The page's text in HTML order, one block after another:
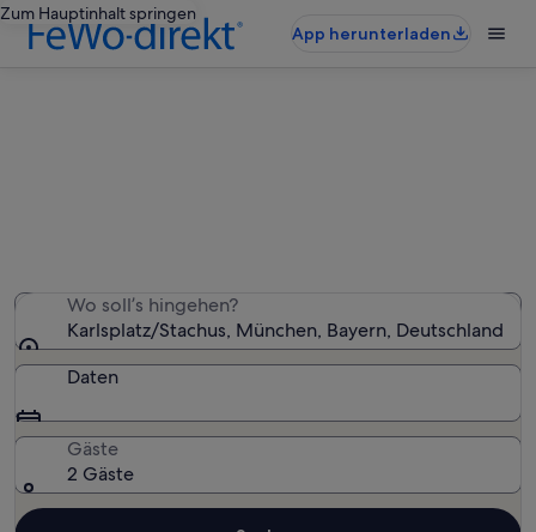
Zum Hauptinhalt springen
App herunterladen
Wo soll’s hingehen?
Karlsplatz/Stachus, München, Bayern, Deutschland
Daten
Gäste
2 Gäste